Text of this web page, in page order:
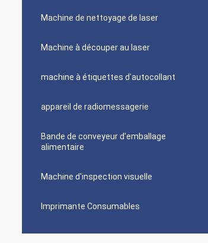
Machine de nettoyage de laser
Machine à découper au laser
machine à étiquettes d'autocollant
appareil de radiomessagerie
Bande de conveyeur d'emballage
alimentaire
Machine d'inspection visuelle
Imprimante Consumables